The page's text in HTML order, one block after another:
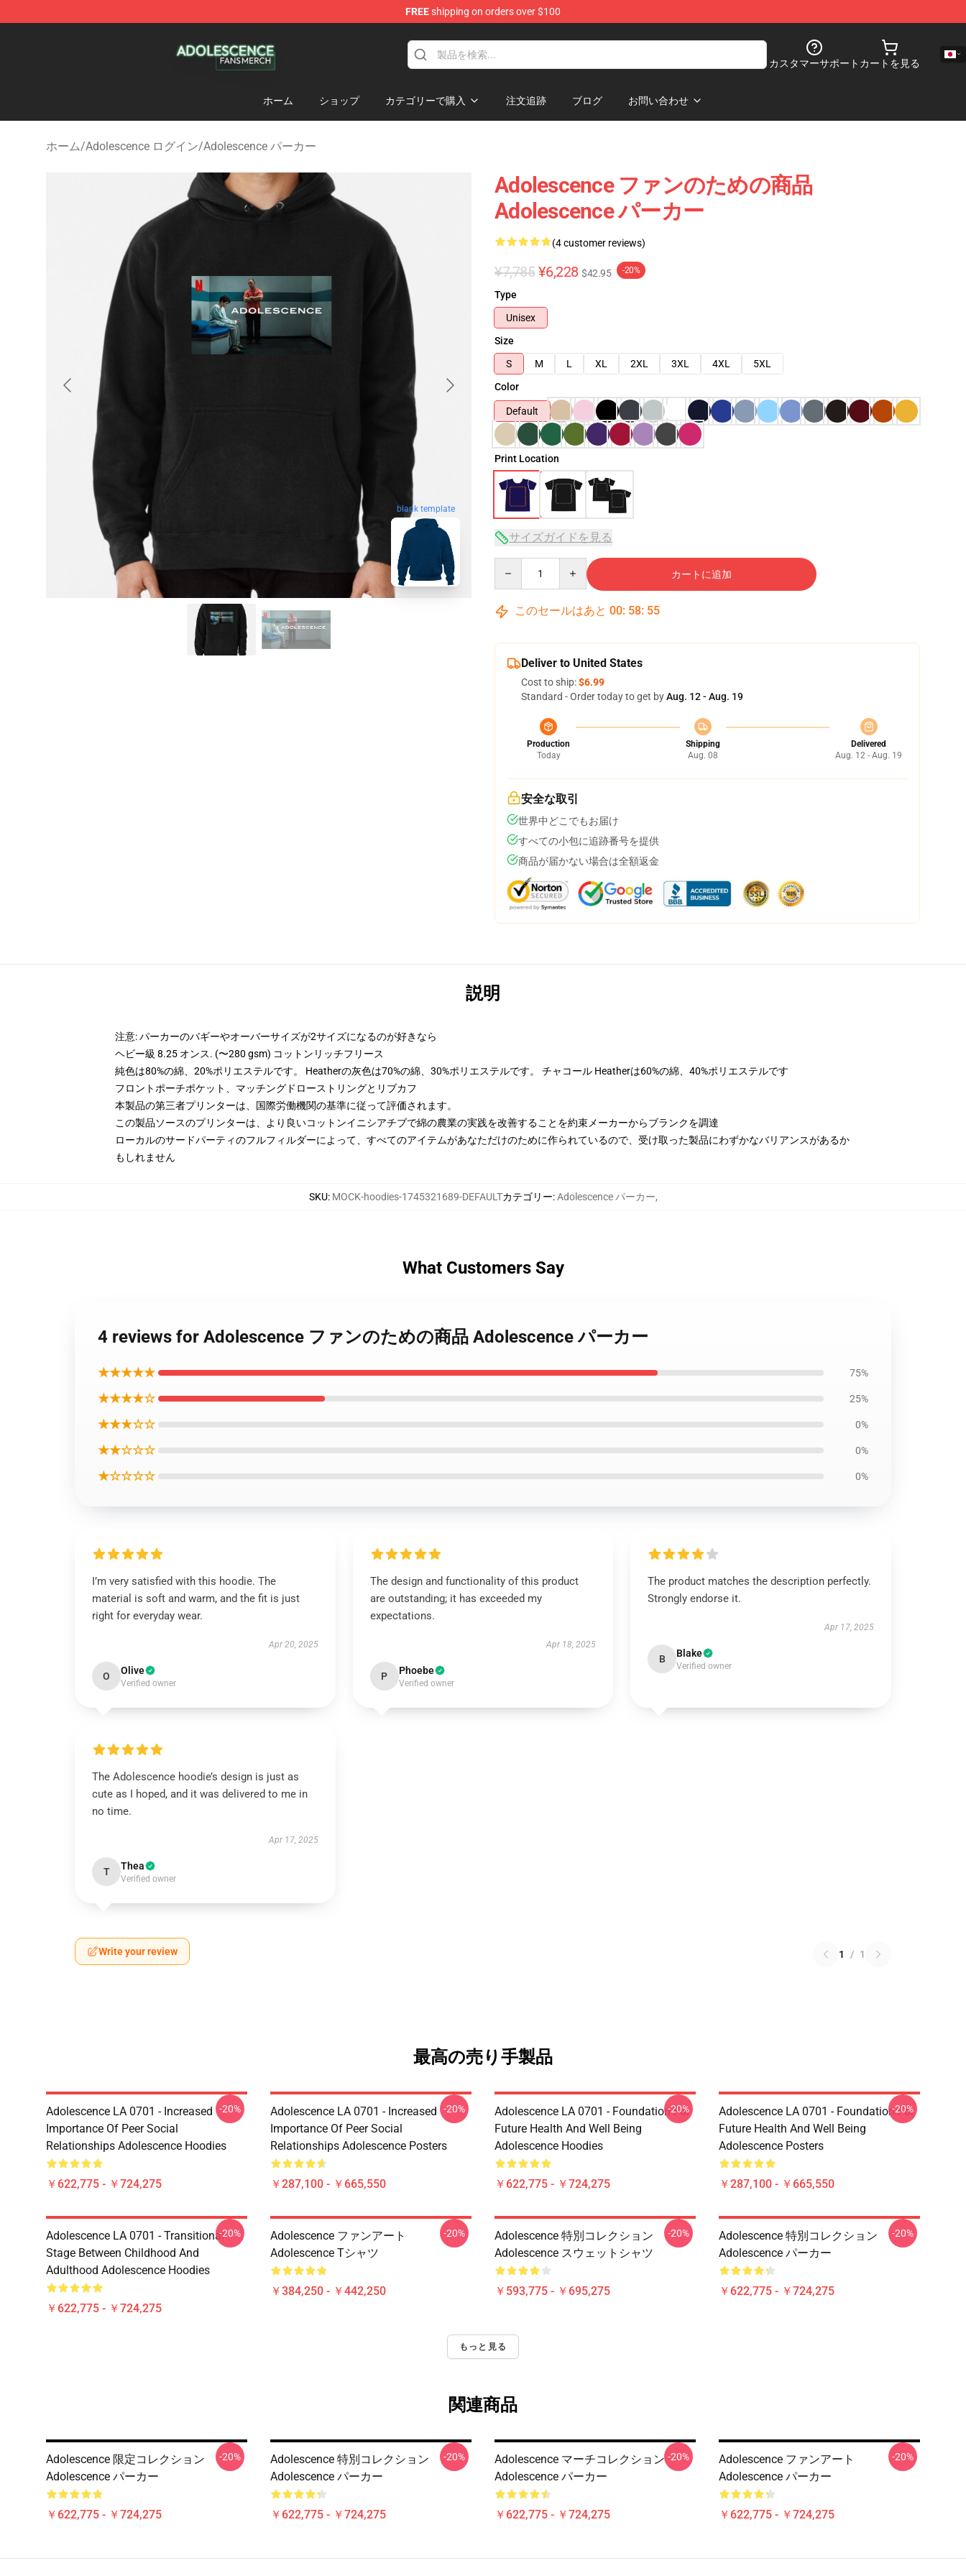
FREEshipping on orders over $100
カスタマーサポート カートを見る
ホーム ショップ カテゴリーで購入 注文追跡 ブログ お問い合わせ
ホーム/Adolescence ログイン/Adolescence パーカー
blank template
Adolescence ファンのための商品
Adolescence パーカー
(4 customer reviews)
¥7,785 ¥6,228 $42.95 -20%
Type
Unisex
Size
S
M L XL 2XL 3XL 4XL
5XL
Color
Default
Print Location
サイズガイドを見る
カートに追加
このセールはあと 00: 58: 54
Deliver to United States
Cost to ship:$6.99
Standard - Order today to get byAug. 12 - Aug. 19
Production
Today
Shipping
Aug. 08
Delivered
Aug. 12 - Aug. 19
安全な取引
世界中どこでもお届け
すべての小包に追跡番号を提供
商品が届かない場合は全額返金
説明
注意: パーカーのバギーやオーバーサイズが2サイズになるのが好きなら
ヘビー級 8.25 オンス. (〜280 gsm) コットンリッチフリース
純色は80%の綿、20%ポリエステルです。 Heatherの灰色は70%の綿、30%ポリエステルです。 チャコール Heatherは60%の綿、40%ポリエステルです
フロントポーチポケット、マッチングドローストリングとリブカフ
本製品の第三者プリンターは、国際労働機関の基準に従って評価されます。
この製品ソースのプリンターは、より良いコットンイニシアチブで綿の農業の実践を改善することを約束メーカーからブランクを調達
ローカルのサードパーティのフルフィルダーによって、すべてのアイテムがあなただけのために作られているので、受け取った製品にわずかなバリアンスがあるか
もしれません
SKU: MOCK-hoodies-1745321689-DEFAULTカテゴリー:Adolescence パーカー,
What Customers Say
4 reviews for Adolescence ファンのための商品 Adolescence パーカー
★★★★★ 75%
★★★★☆ 25%
★★★☆☆ 0%
★★☆☆☆ 0%
★☆☆☆☆ 0%
I’m very satisfied with this hoodie. The
material is soft and warm, and the fit is just
right for everyday wear.
Apr 20, 2025
O Olive
Verified owner
The design and functionality of this product
are outstanding; it has exceeded my
expectations.
Apr 18, 2025
P Phoebe
Verified owner
The product matches the description perfectly.
Strongly endorse it.
Apr 17, 2025
B Blake
Verified owner
The Adolescence hoodie’s design is just as
cute as I hoped, and it was delivered to me in
no time.
Apr 17, 2025
T Thea
Verified owner
Write your review 1 / 1
最高の売り手製品
Adolescence LA 0701 - Increased
Importance Of Peer Social
Relationships Adolescence Hoodies
￥622,775 - ￥724,275
-20%
Adolescence LA 0701 - Increased
Importance Of Peer Social
Relationships Adolescence Posters
￥287,100 - ￥665,550
-20%
Adolescence LA 0701 - Foundation For
Future Health And Well Being
Adolescence Hoodies
￥622,775 - ￥724,275
-20%
Adolescence LA 0701 - Foundation For
Future Health And Well Being
Adolescence Posters
￥287,100 - ￥665,550
-20%
Adolescence LA 0701 - Transitional
Stage Between Childhood And
Adulthood Adolescence Hoodies
￥622,775 - ￥724,275
-20%
Adolescence ファンアート
Adolescence Tシャツ
￥384,250 - ￥442,250
-20%
Adolescence 特別コレクション
Adolescence スウェットシャツ
￥593,775 - ￥695,275
-20%
Adolescence 特別コレクション
Adolescence パーカー
￥622,775 - ￥724,275
-20%
もっと見る
関連商品
Adolescence 限定コレクション
Adolescence パーカー
￥622,775 - ￥724,275
-20%
Adolescence 特別コレクション
Adolescence パーカー
￥622,775 - ￥724,275
-20%
Adolescence マーチコレクション
Adolescence パーカー
￥622,775 - ￥724,275
-20%
Adolescence ファンアート
Adolescence パーカー
￥622,775 - ￥724,275
-20%